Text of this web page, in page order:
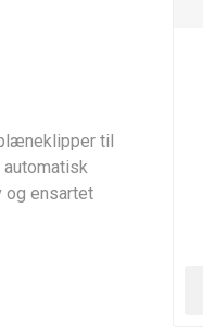
til
og ensartet